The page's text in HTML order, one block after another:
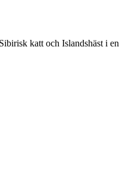
katt och Islandshäst i en